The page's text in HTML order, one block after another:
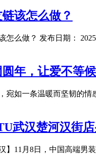
该怎么做？
怎么做？ 发布日期：
圆年，让爱不等
宛如一条温暖而坚韧的
武汉楚河汉街
汉】11月8日，中国高端